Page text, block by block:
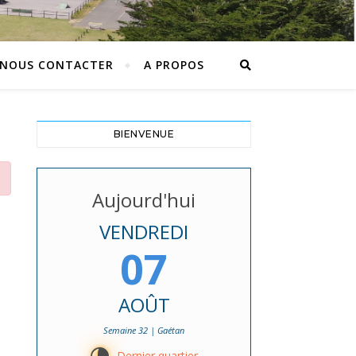
NOUS CONTACTER A PROPOS
BIENVENUE
Aujourd'hui
VENDREDI
07
AOÛT
Semaine 32 | Gaétan